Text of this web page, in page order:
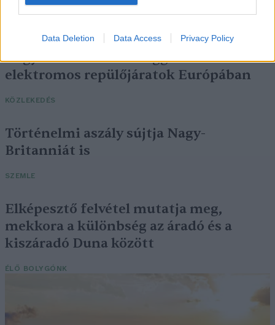
Data Deletion Data Access Privacy Policy
Négy éven belül valósággá válhatnak az
elektromos repülőjáratok Európában
KÖZLEKEDÉS
Történelmi aszály sújtja Nagy-
Britanniát is
SZEMLE
Elképesztő felvétel mutatja meg,
mekkora a különbség az áradó és a
kiszáradó Duna között
ÉLŐ BOLYGÓNK